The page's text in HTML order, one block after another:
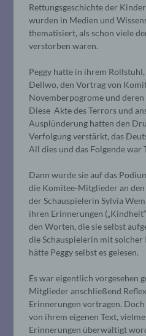
Rettungsgeschichte der
wurden in Medien und
thematisiert, als schon viele
verstorben waren.
Peggy hatte in ihrem
Dellwo, den Vortrag von
Novemberpogrome und
Diese Akte des Terrors und
Ausplünderung hatten den
Verfolgung verstärkt, das
All dies und das Folgende war
Dann wurde sie auf das
die Komitee-Mitglieder an den
der Schauspielerin Sylvia
ihren Erinnerungen
den Worten, die sie selbst
die Schauspielerin mit
hätte Peggy selbst es gelesen.
Es war eigentlich vorgesehen
Mitglieder anschließend
Erinnerungen vortragen.
von ihrem eigenen Text,
Erinnerungen überwältigt